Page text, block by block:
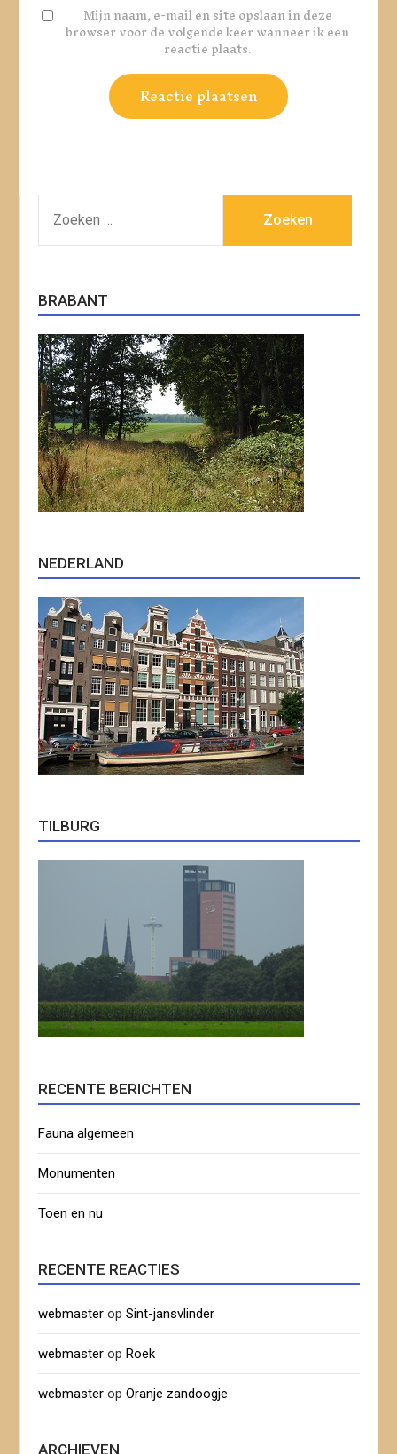
Mijn naam, e-mail en site opslaan in deze
browser voor de volgende keer wanneer ik een
reactie plaats.
NAAR:
BRABANT
NEDERLAND
TILBURG
RECENTE BERICHTEN
Fauna algemeen
Monumenten
Toen en nu
RECENTE REACTIES
webmaster opSint-jansvlinder
webmaster opRoek
webmaster opOranje zandoogje
ARCHIEVEN